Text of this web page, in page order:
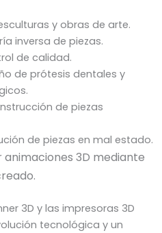
y obras de arte.
inversa de piezas.
de calidad.
de prótesis dentales y
de piezas
de piezas en mal estado.
animaciones 3D mediante
3D y las impresoras 3D
tecnológica y un